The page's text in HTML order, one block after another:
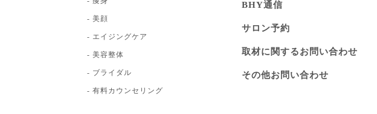
美顔
エイジングケア
美容整体
ブライダル
有料カウンセリング
BHY通信
サロン予約
取材に関するお問い合わせ
その他お問い合わせ